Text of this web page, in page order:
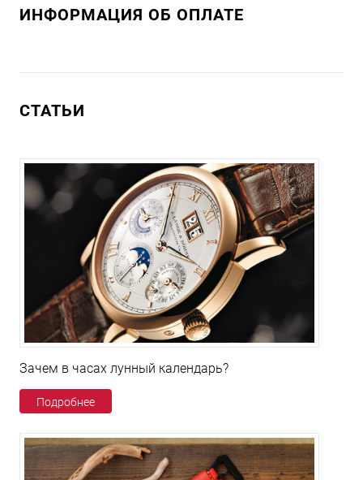
ИНФОРМАЦИЯ ОБ ОПЛАТЕ
СТАТЬИ
Зачем в часах лунный календарь?
Подробнее